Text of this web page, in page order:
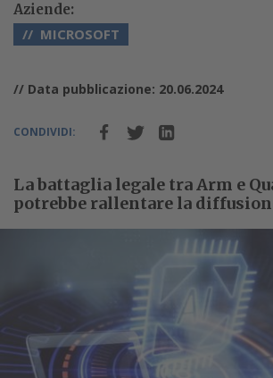
Aziende:
MICROSOFT
// Data pubblicazione: 20.06.2024
CONDIVIDI:
La battaglia legale tra Arm e
potrebbe rallentare la